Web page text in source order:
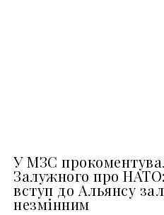
У МЗС
Залужного про
вступ до Альянсу
незмінним